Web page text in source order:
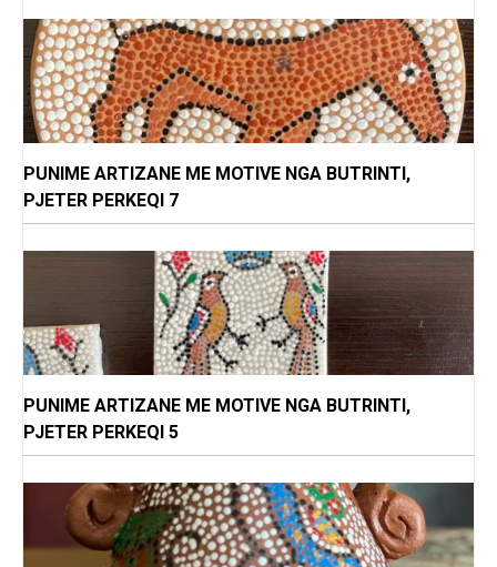
PUNIME ARTIZANE ME MOTIVE NGA BUTRINTI,
PJETER PERKEQI 7
PUNIME ARTIZANE ME MOTIVE NGA BUTRINTI,
PJETER PERKEQI 5